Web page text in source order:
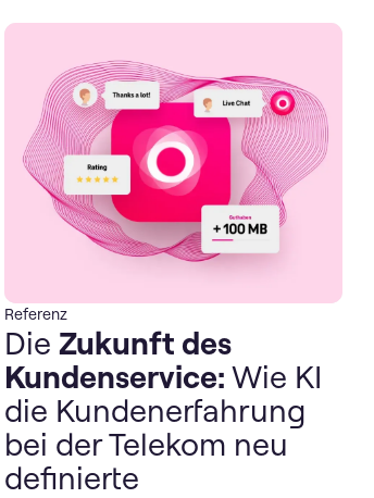
Referenz
DieZukunft des
Kundenservice:Wie KI
die Kundenerfahrung
bei der Telekom neu
definierte